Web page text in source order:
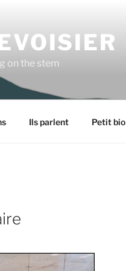
on the stem
Ils parlent Petit bio